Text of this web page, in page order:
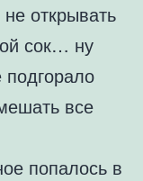
открывать
сок… ну
подгорало
все
попалось в